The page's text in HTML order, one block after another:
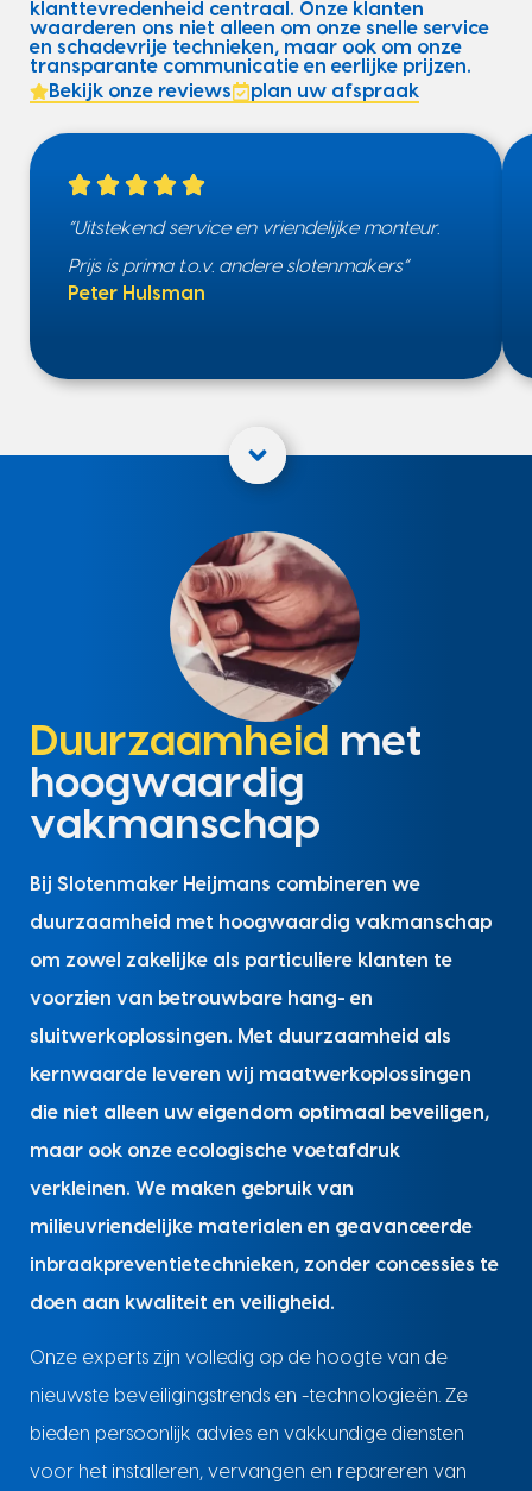
klanttevredenheid centraal. Onze klanten
waarderen ons niet alleen om onze snelle service
en schadevrije technieken, maar ook om onze
transparante communicatie en eerlijke prijzen.
Bekijk onze reviews
plan uw afspraak
“Uitstekend service en vriendelijke monteur.
Prijs is prima t.o.v. andere slotenmakers”
Peter Hulsman
Duurzaamheid met
hoogwaardig
vakmanschap
Bij Slotenmaker Heijmans combineren we
duurzaamheid met hoogwaardig vakmanschap
om zowel zakelijke als particuliere klanten te
voorzien van betrouwbare hang- en
sluitwerkoplossingen. Met duurzaamheid als
kernwaarde leveren wij maatwerkoplossingen
die niet alleen uw eigendom optimaal beveiligen,
maar ook onze ecologische voetafdruk
verkleinen. We maken gebruik van
milieuvriendelijke materialen en geavanceerde
inbraakpreventietechnieken, zonder concessies te
doen aan kwaliteit en veiligheid.
Onze experts zijn volledig op de hoogte van de
nieuwste beveiligingstrends en -technologieën. Ze
bieden persoonlijk advies en vakkundige diensten
voor het installeren, vervangen en repareren van